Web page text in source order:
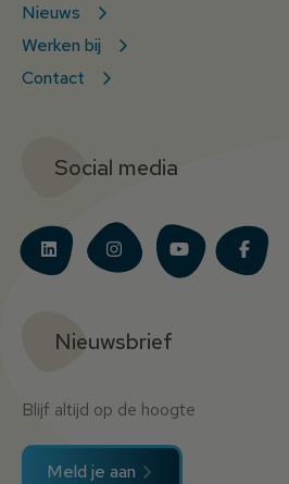
Nieuws
Werken bij
Contact
Social media
Nieuwsbrief
Blijf altijd op de hoogte
Meld je aan